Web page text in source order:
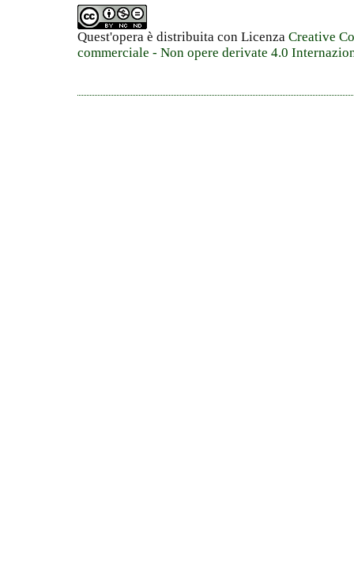
Quest'opera è distribuita con Licenza Creative
commerciale - Non opere derivate 4.0